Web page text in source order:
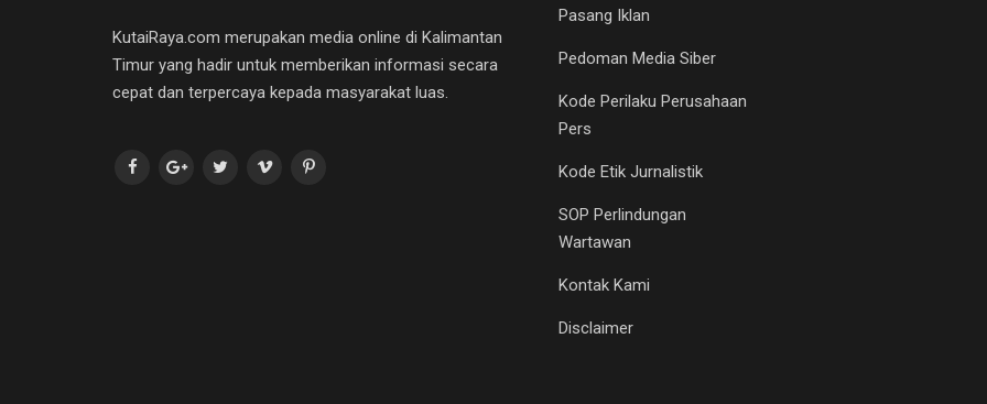
KutaiRaya.com merupakan media online di Kalimantan
Timur yang hadir untuk memberikan informasi secara
cepat dan terpercaya kepada masyarakat luas.
Pasang Iklan
Pedoman Media Siber
Kode Perilaku Perusahaan
Pers
Kode Etik Jurnalistik
SOP Perlindungan
Wartawan
Kontak Kami
Disclaimer